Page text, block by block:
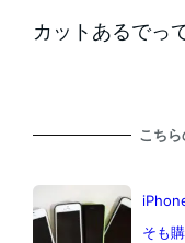
カットあるでって
こち
そも